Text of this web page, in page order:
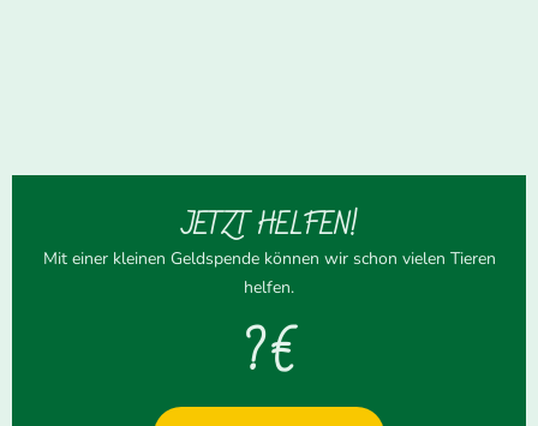
JETZT HELFEN!
Mit einer kleinen Geldspende können wir schon vielen Tieren
helfen.
? €